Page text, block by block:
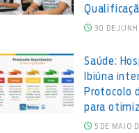
30 DE
Saúde:
Ibiúna
Protocolo
para
5 DE MAIO